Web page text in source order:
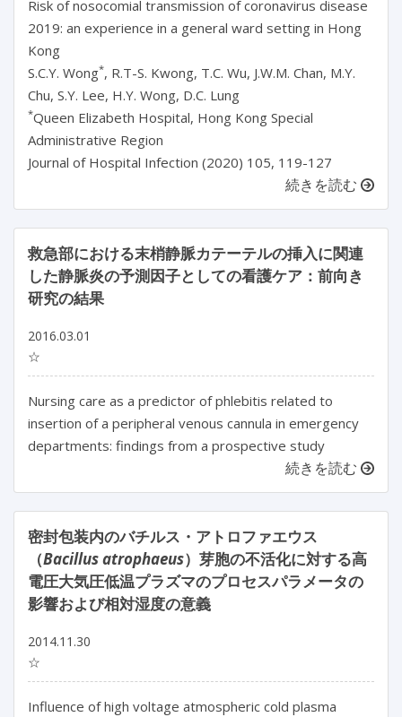
Risk of nosocomial transmission of coronavirus disease
2019: an experience in a general ward setting in Hong
Kong
S.C.Y. Wong*, R.T-S. Kwong, T.C. Wu, J.W.M. Chan, M.Y.
Chu, S.Y. Lee, H.Y. Wong, D.C. Lung
*Queen Elizabeth Hospital, Hong Kong Special
Administrative Region
Journal of Hospital Infection (2020) 105, 119-127
続きを読む
救急部における末梢静脈カテーテルの挿入に関連
した静脈炎の予測因子としての看護ケア：前向き
研究の結果
2016.03.01
☆
Nursing care as a predictor of phlebitis related to
insertion of a peripheral venous cannula in emergency
departments: findings from a prospective study
続きを読む
密封包装内のバチルス・アトロファエウス
（Bacillus atrophaeus）芽胞の不活化に対する高
電圧大気圧低温プラズマのプロセスパラメータの
影響および相対湿度の意義
2014.11.30
☆
Influence of high voltage atmospheric cold plasma